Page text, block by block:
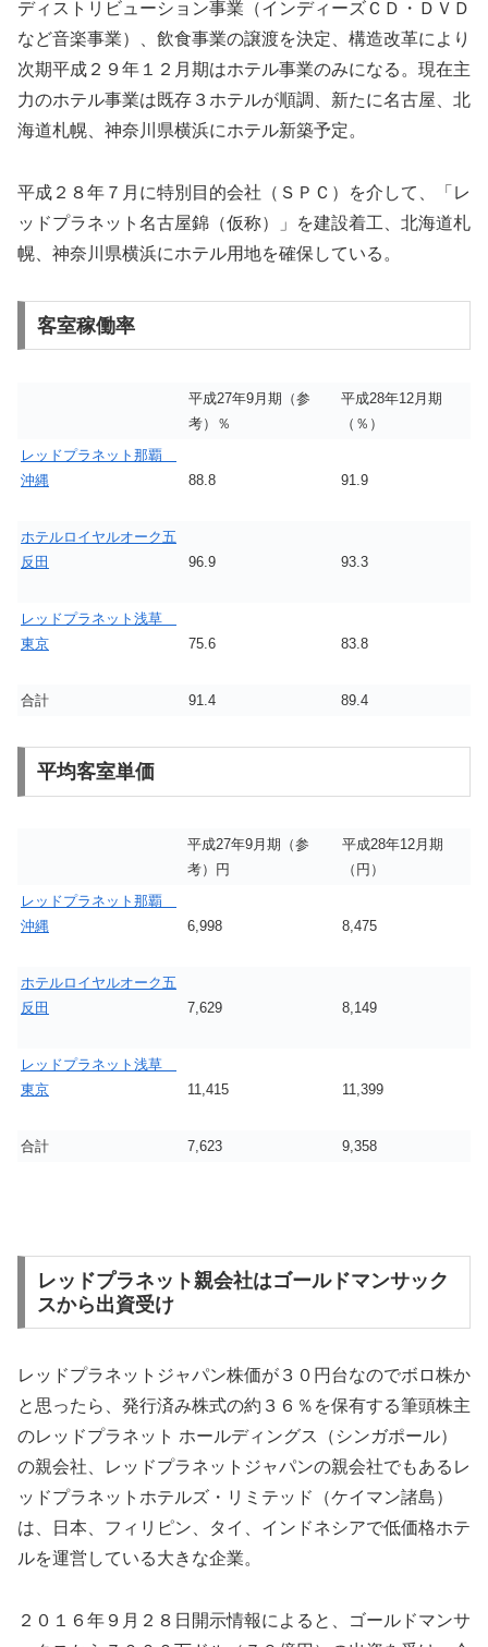
ディストリビューション事業（インディーズＣＤ・ＤＶＤ
など音楽事業）、飲食事業の譲渡を決定、構造改革により
次期平成２９年１２月期はホテル事業のみになる。現在主
力のホテル事業は既存３ホテルが順調、新たに名古屋、北
海道札幌、神奈川県横浜にホテル新築予定。
平成２８年７月に特別目的会社（ＳＰＣ）を介して、「レ
ッドプラネット名古屋錦（仮称）」を建設着工、北海道札
幌、神奈川県横浜にホテル用地を確保している。
客室稼働率
平成27年9月期（参
考）％
平成28年12月期
（％）
レッドプラネット那覇
沖縄
88.8 91.9
ホテルロイヤルオーク五
反田
96.9 93.3
レッドプラネット浅草
東京
75.6 83.8
合計 91.4 89.4
平均客室単価
平成27年9月期（参
考）円
平成28年12月期
（円）
レッドプラネット那覇
沖縄
6,998 8,475
ホテルロイヤルオーク五
反田
7,629 8,149
レッドプラネット浅草
東京
11,415 11,399
合計 7,623 9,358
レッドプラネット親会社はゴールドマンサック
スから出資受け
レッドプラネットジャパン株価が３０円台なのでボロ株か
と思ったら、発行済み株式の約３６％を保有する筆頭株主
のレッドプラネット ホールディングス（シンガポール）
の親会社、レッドプラネットジャパンの親会社でもあるレ
ッドプラネットホテルズ・リミテッド（ケイマン諸島）
は、日本、フィリピン、タイ、インドネシアで低価格ホテ
ルを運営している大きな企業。
２０１６年９月２８日開示情報によると、ゴールドマンサ